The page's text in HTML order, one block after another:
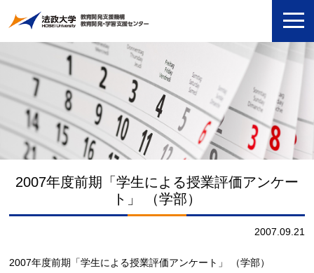
2007年度前期「学生による授業評価アンケー
ト」 （学部）
2007.09.21
2007年度前期「学生による授業評価アンケート」 （学部）